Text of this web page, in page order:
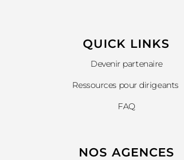
QUICK LINKS​
Devenir partenaire
Ressources pour dirigeants
FAQ
NOS AGENCES